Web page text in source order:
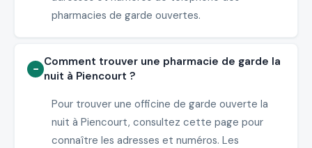
pharmacies de garde ouvertes.
Comment trouver une pharmacie de garde la
nuit à Piencourt ?
Pour trouver une officine de garde ouverte la
nuit à Piencourt, consultez cette page pour
connaître les adresses et numéros. Les